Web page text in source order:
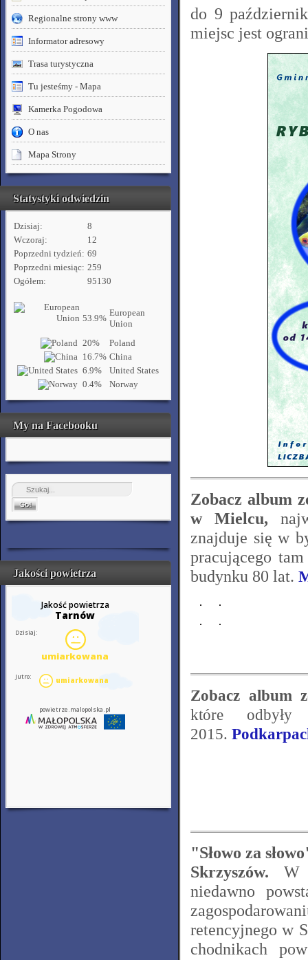
Regionalne strony www
Informator adresowy
Trasa turystyczna
Tu jesteśmy - Mapa
Kamerka Pogodowa
O nas
Mapa Strony
Statystyki odwiedzin
Dzisiaj:
8
Wczoraj:
12
Poprzedni tydzień: 69
Poprzedni miesiąc: 259
Ogółem:
95130
53.9%
European
Union
20%
Poland
16.7% China
6.9%
United States
0.4%
Norway
My na Facebooku
Jakości powietrza
do 9
miejsc jest
Zobacz album
w Mielcu,
znajduje się w
pracującego
budynku 80 lat.
Zobacz album
które
2015.
"Słowo za
Skrzyszów. W
niedawno
retencyjnego w
chodnikach